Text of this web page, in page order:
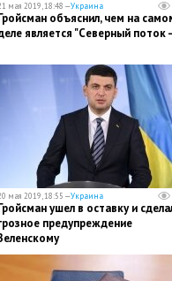
мая 2019, 18:48 —Украина
объяснил, чем на
является "Северный поток
мая 2019, 18:55 —Украина
ушел в оставку и
предупреждение